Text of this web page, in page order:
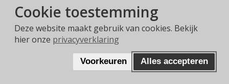
WAT VIND JE VAN ONS?
DEEL JE ERVARING!
Cookie toestemming
Deze website maakt gebruik van cookies. Bekijk
hier onze privacyverklaring
Voorkeuren Alles accepteren